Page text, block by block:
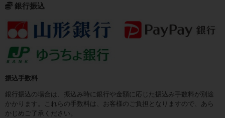
銀行振込
振込手数料
銀行振込の場合は、振込み時に銀行や金額に応じた振込み手数料が別途
かかります。これらの手数料は、お客様のご負担となりますので、あら
かじめご了承ください。